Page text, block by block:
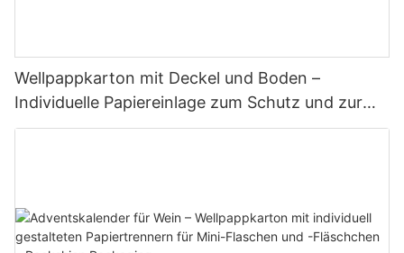
Wellpappkarton mit Deckel und Boden –
Individuelle Papiereinlage zum Schutz und zur
Präsentation des Produkts – Packshion